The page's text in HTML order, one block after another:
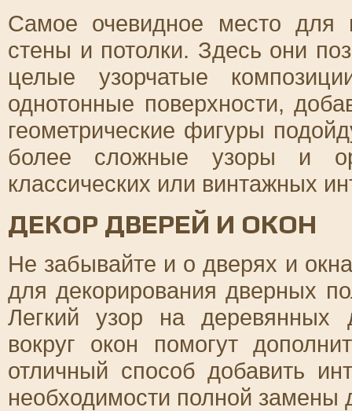
Самое очевидное место для
стены и потолки. Здесь они
целые узорчатые
однотонные поверхности,
геометрические фигуры
более сложные узоры и
классических или винтажных
ДЕКОР ДВЕРЕЙ И ОКОН
Не забывайте и о дверях и
для декорирования дверных
Легкий узор на деревянных
вокруг окон помогут
отличный способ добавить
необходимости полной замены